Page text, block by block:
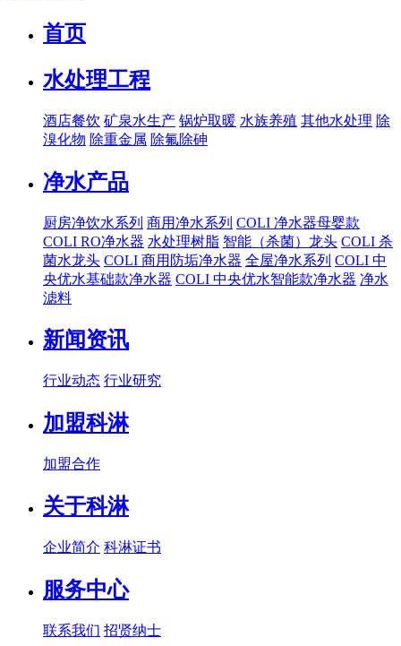
首页
水处理工程
酒店餐饮 矿泉水生产 锅炉取暖 水族养殖 其他水处理 除
溴化物 除重金属 除氟除砷
净水产品
厨房净饮水系列 商用净水系列 COLI 净水器母婴款
COLI RO净水器 水处理树脂 智能（杀菌）龙头 COLI 杀
菌水龙头 COLI 商用防垢净水器 全屋净水系列 COLI 中
央优水基础款净水器 COLI 中央优水智能款净水器 净水
滤料
新闻资讯
行业动态 行业研究
加盟科淋
加盟合作
关于科淋
企业简介 科淋证书
服务中心
联系我们 招贤纳士